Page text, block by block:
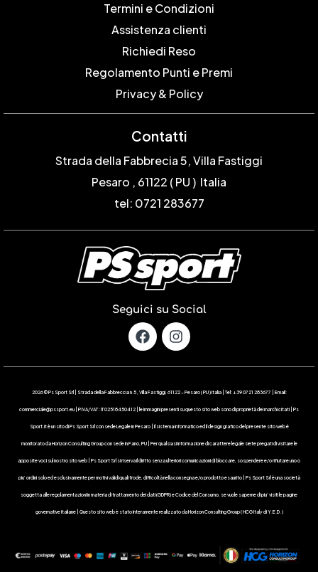
Termini e Condizioni
Assistenza clienti
Richiedi Reso
Regolamento Punti e Premi
Privacy & Policy
Contatti
Strada della Fabbrecia 5, Villa Fastiggi
Pesaro , 61122 ( PU ) Italia
tel: 0721 283677
Seguici su Social
2026 © Ps Sport Srl | Strada della Fabbreccia n.5 , Villa Fastiggi, 61122 – Pesaro ( PU ) Italia | Tel: +39 0721 283677 | Email:
commerciale@pssport.eu | P.IVA/VAT : IT 02518450412 | le immagini presenti su questo sito web sono di proprietà dei marchi citati | Ps
Sport.it è un sito di Ps Sport Srl con sede Legale in Pesaro | Il sistema informatico ed il design grafico del presente sito web è
monitorato da Horizon Consulting Group con sede in Fano, PU | Per qualsiasi informazione di carattere legale siete pregati di visitare le
apposite voci sul nostro sito web | Ps Sport Srl si riserva il diritto senza ulteriori comunicazioni di bloccare, sospendere e/o rifiutare uno o
piu’ ordini solo ed esclusivamente per motivi validi quali frode, difficoltà nella consegna e/o prodotto esaurito | Ps Sport Srl è una società
soggetta alle regolamentazioni in materia di trattamento dei dati (GDPR) e Codice del Consumo, se vuole saperne di piu’ visiti le pagine
governative italiane | Questo sito web è stato interamente realizzato da Horizon Consulting Group ( HCG Italy di Y.E.D. )